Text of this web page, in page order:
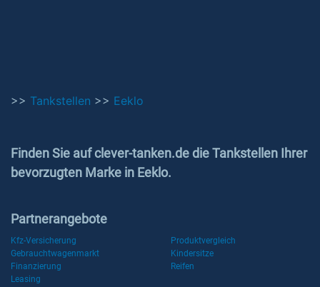
>> Tankstellen >> Eeklo
Finden Sie auf clever-tanken.de die Tankstellen Ihrer
bevorzugten Marke in Eeklo.
Partnerangebote
Kfz-Versicherung
Produktvergleich
Gebrauchtwagenmarkt
Kindersitze
Finanzierung
Reifen
Leasing